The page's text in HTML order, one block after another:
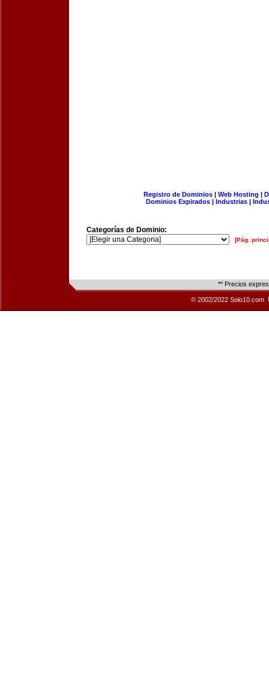
Registro de Dominios| Web Hosting |
Dominios Expirados | Industrias |
Categorías de Dominio:
[Pág.
** Precios
© 2002/2022 Solo10.com